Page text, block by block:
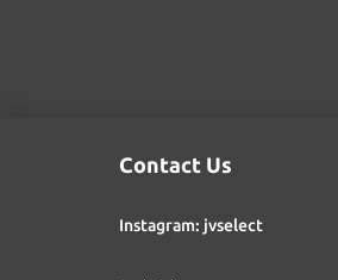
Contact Us
Instagram: jvselect